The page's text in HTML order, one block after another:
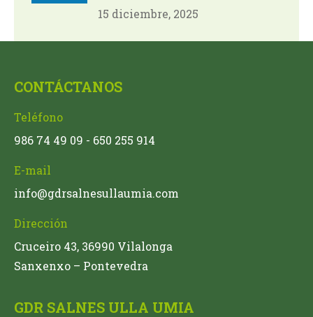
15 diciembre, 2025
CONTÁCTANOS
Teléfono
986 74 49 09 - 650 255 914
E-mail
info@gdrsalnesullaumia.com
Dirección
Cruceiro 43, 36990 Vilalonga
Sanxenxo – Pontevedra
GDR SALNES ULLA UMIA